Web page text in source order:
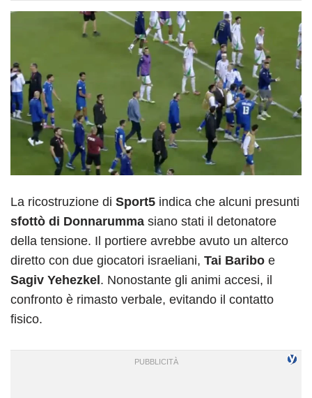
La ricostruzione di Sport5 indica che alcuni presunti
sfottò di Donnarumma siano stati il detonatore
della tensione. Il portiere avrebbe avuto un alterco
diretto con due giocatori israeliani, Tai Baribo e
Sagiv Yehezkel. Nonostante gli animi accesi, il
confronto è rimasto verbale, evitando il contatto
fisico.